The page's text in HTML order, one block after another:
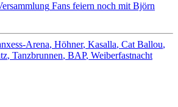
Fans feiern noch mit Björn
Arena Höhner Kasalla Cat Ballou
Tanzbrunnen BAP Weiberfastnacht